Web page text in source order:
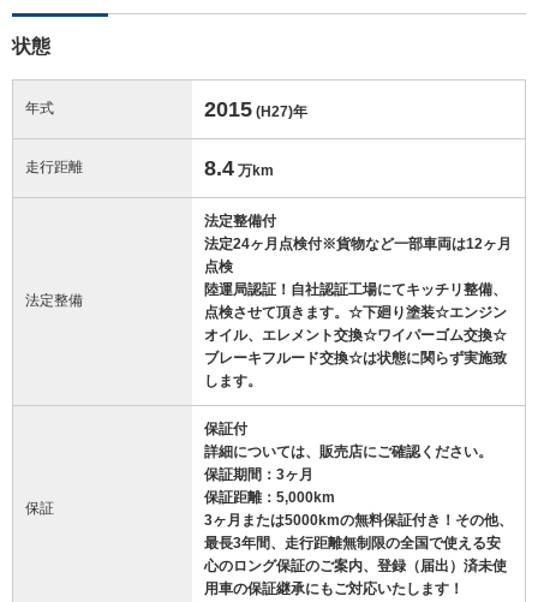
状態
年式 2015 (H27)年
走行距離 8.4 万km
法定整備
法定整備付
法定24ヶ月点検付※貨物など一部車両は12ヶ月
点検
陸運局認証！自社認証工場にてキッチリ整備、
点検させて頂きます。☆下廻り塗装☆エンジン
オイル、エレメント交換☆ワイパーゴム交換☆
ブレーキフルード交換☆は状態に関らず実施致
します。
保証
保証付
詳細については、販売店にご確認ください。
保証期間：3ヶ月
保証距離：5,000km
3ヶ月または5000kmの無料保証付き！その他、
最長3年間、走行距離無制限の全国で使える安
心のロング保証のご案内、登録（届出）済未使
用車の保証継承にもご対応いたします！